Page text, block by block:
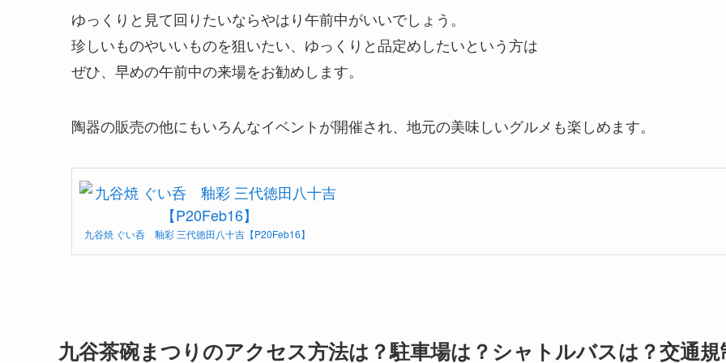
ゆっくりと見て回りたいならやはり午前中がいいでしょう。
珍しいものやいいものを狙いたい、ゆっくりと品定めしたいという方は
ぜひ、早めの午前中の来場をお勧めします。
陶器の販売の他にもいろんなイベントが開催され、地元の美味しいグルメも楽しめます。
九谷焼 ぐい呑 釉彩 三代徳田八十吉【P20Feb16】
九谷茶碗まつりのアクセス方法は？駐車場は？シャトルバスは？交通規